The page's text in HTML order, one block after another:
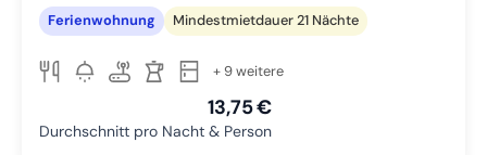
Ferienwohnung Mindestmietdauer 21 Nächte
+ 9 weitere
13,75 €
Durchschnitt pro Nacht & Person